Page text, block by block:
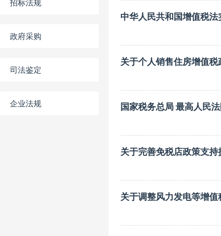
招标法规
政府采购
司法鉴定
企业法规
中华人民共和国增值税法
关于个人销售住房增值税
国家税务总局 最高人民
关于完善免税店政策支
关于调整风力发电等增